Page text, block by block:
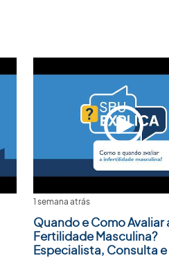
1 semana atrás
Quando e Como Avaliar
Fertilidade Masculina?
Especialista, Consulta e